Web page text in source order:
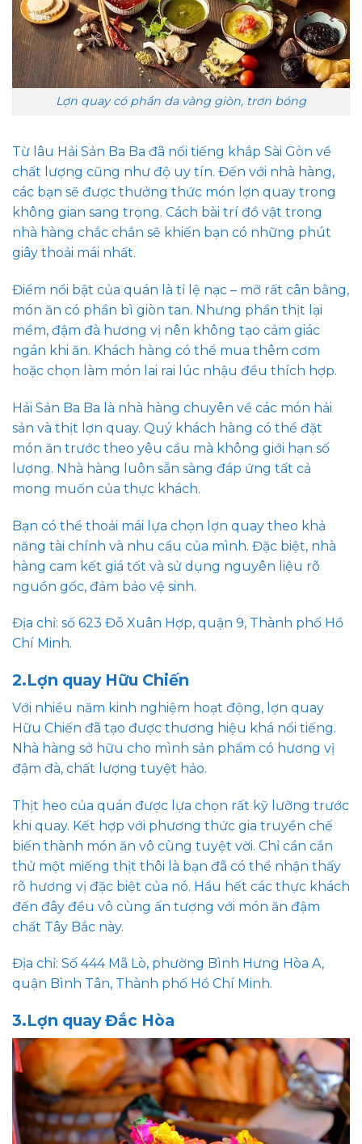
Lợn quay có phần da vàng giòn, trơn bóng
Từ lâu Hải Sản Ba Ba đã nổi tiếng khắp Sài Gòn về
chất lượng cũng như độ uy tín. Đến với nhà hàng,
các bạn sẽ được thưởng thức món lợn quay trong
không gian sang trọng. Cách bài trí đồ vật trong
nhà hàng chắc chắn sẽ khiến bạn có những phút
giây thoải mái nhất.
Điểm nổi bật của quán là tỉ lệ nạc – mỡ rất cân bằng,
món ăn có phần bì giòn tan. Nhưng phần thịt lại
mềm, đậm đà hương vị nên không tạo cảm giác
ngán khi ăn. Khách hàng có thể mua thêm cơm
hoặc chọn làm món lai rai lúc nhậu đều thích hợp.
Hải Sản Ba Ba là nhà hàng chuyên về các món hải
sản và thịt lợn quay. Quý khách hàng có thể đặt
món ăn trước theo yêu cầu mà không giới hạn số
lượng. Nhà hàng luôn sẵn sàng đáp ứng tất cả
mong muốn của thực khách.
Bạn có thể thoải mái lựa chọn lợn quay theo khả
năng tài chính và nhu cầu của mình. Đặc biệt, nhà
hàng cam kết giá tốt và sử dụng nguyên liệu rõ
nguồn gốc, đảm bảo vệ sinh.
Địa chỉ: số 623 Đỗ Xuân Hợp, quận 9, Thành phố Hồ
Chí Minh.
2.Lợn quay Hữu Chiến
Với nhiều năm kinh nghiệm hoạt động, lợn quay
Hữu Chiến đã tạo được thương hiệu khá nổi tiếng.
Nhà hàng sở hữu cho mình sản phẩm có hương vị
đậm đà, chất lượng tuyệt hảo.
Thịt heo của quán được lựa chọn rất kỹ lưỡng trước
khi quay. Kết hợp với phương thức gia truyền chế
biến thành món ăn vô cùng tuyệt vời. Chỉ cần cắn
thử một miếng thịt thôi là bạn đã có thể nhận thấy
rõ hương vị đặc biệt của nó. Hầu hết các thực khách
đến đây đều vô cùng ấn tượng với món ăn đậm
chất Tây Bắc này.
Địa chỉ: Số 444 Mã Lò, phường Bình Hưng Hòa A,
quận Bình Tân, Thành phố Hồ Chí Minh.
3.Lợn quay Đắc Hòa